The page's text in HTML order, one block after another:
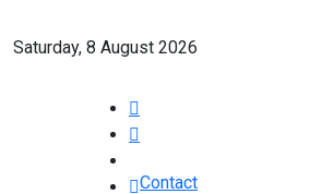
Saturday, 8 August 2026
Contact